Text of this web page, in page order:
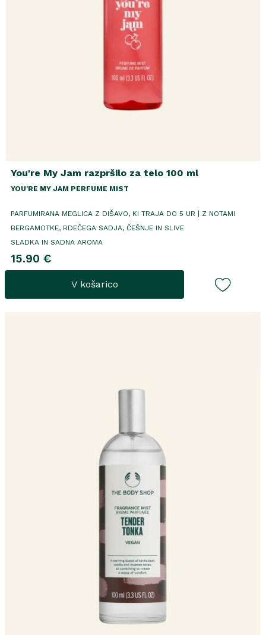
You're My Jam razpršilo za telo 100 ml
YOU'RE MY JAM PERFUME MIST
PARFUMIRANA MEGLICA Z DIŠAVO, KI TRAJA DO 5 UR
Z NOTAMI
BERGAMOTKE, RDEČEGA SADJA, ČEŠNJE IN SLIVE
SLADKA IN SADNA AROMA
15.90 €
V košarico